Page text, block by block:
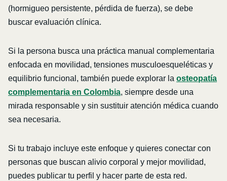
(hormigueo persistente, pérdida de fuerza), se debe
buscar evaluación clínica.
Si la persona busca una práctica manual complementaria
enfocada en movilidad, tensiones musculoesqueléticas y
equilibrio funcional, también puede explorar la osteopatía
complementaria en Colombia, siempre desde una
mirada responsable y sin sustituir atención médica cuando
sea necesaria.
Si tu trabajo incluye este enfoque y quieres conectar con
personas que buscan alivio corporal y mejor movilidad,
puedes publicar tu perfil y hacer parte de esta red.